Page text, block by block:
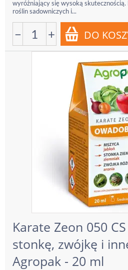
wyróżniający się wysoką
roślin sadowniczych i...
− +
Karate Zeon 050
stonkę, zwójkę i
Agropak - 20 ml